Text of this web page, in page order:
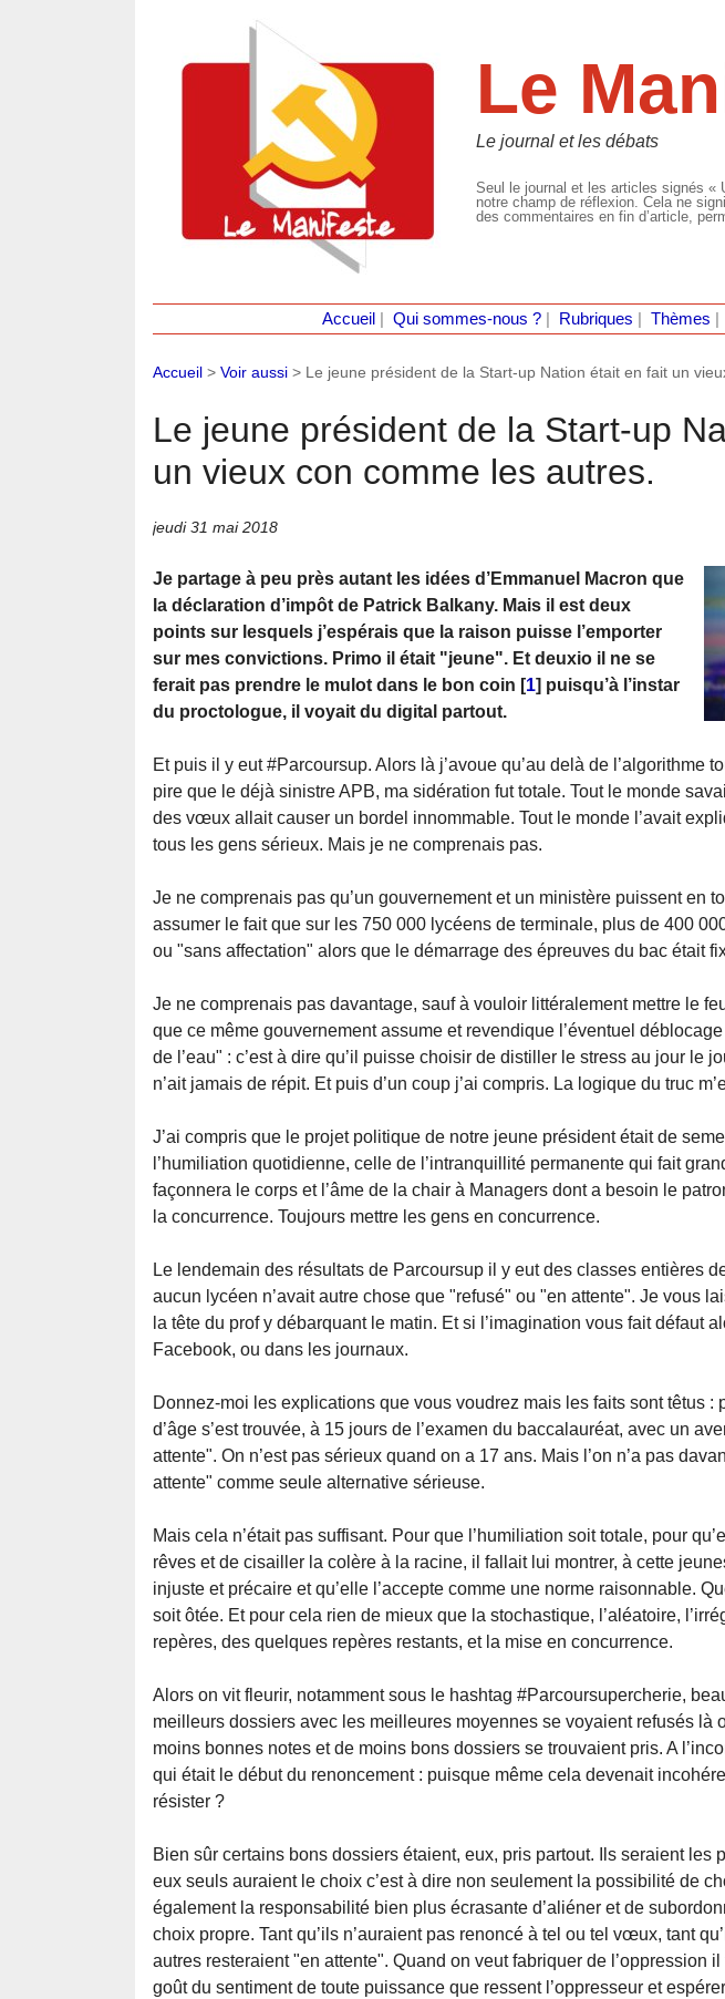
Le
Le journal et les débats
Seul le journal et les articles signés «
notre champ de réflexion. Cela ne
des commentaires en fin d’article,
Accueil Qui sommes-nous ?| Rubriques Thèmes
Accueil > Voir aussi > Le jeune président de la Start-up Nation était en fait un
Le jeune président de la Start-up
un vieux con comme les autres.
jeudi 31 mai 2018
Je partage à peu près autant les idées d’Emmanuel Macron que
la déclaration d’impôt de Patrick Balkany. Mais il est deux
points sur lesquels j’espérais que la raison puisse l’emporter
sur mes convictions. Primo il était "jeune". Et deuxio il ne se
ferait pas prendre le mulot dans le bon coin [1] puisqu’à l’instar
du proctologue, il voyait du digital partout.
Et puis il y eut #Parcoursup. Alors là j’avoue qu’au delà de l’algorithme
pire que le déjà sinistre APB, ma sidération fut totale. Tout le monde
des vœux allait causer un bordel innommable. Tout le monde l’avait
tous les gens sérieux. Mais je ne comprenais pas.
Je ne comprenais pas qu’un gouvernement et un ministère puissent en
assumer le fait que sur les 750 000 lycéens de terminale, plus de 400
ou "sans affectation" alors que le démarrage des épreuves du bac était
Je ne comprenais pas davantage, sauf à vouloir littéralement mettre le
que ce même gouvernement assume et revendique l’éventuel
de l’eau" : c’est à dire qu’il puisse choisir de distiller le stress au jour le
n’ait jamais de répit. Et puis d’un coup j’ai compris. La logique du truc
J’ai compris que le projet politique de notre jeune président était de
l’humiliation quotidienne, celle de l’intranquillité permanente qui fait
façonnera le corps et l’âme de la chair à Managers dont a besoin le
la concurrence. Toujours mettre les gens en concurrence.
Le lendemain des résultats de Parcoursup il y eut des classes entières
aucun lycéen n’avait autre chose que "refusé" ou "en attente". Je vous
la tête du prof y débarquant le matin. Et si l’imagination vous fait défaut
Facebook, ou dans les journaux.
Donnez-moi les explications que vous voudrez mais les faits sont têtus :
d’âge s’est trouvée, à 15 jours de l’examen du baccalauréat, avec un
attente". On n’est pas sérieux quand on a 17 ans. Mais l’on n’a pas
attente" comme seule alternative sérieuse.
Mais cela n’était pas suffisant. Pour que l’humiliation soit totale, pour
rêves et de cisailler la colère à la racine, il fallait lui montrer, à cette
injuste et précaire et qu’elle l’accepte comme une norme raisonnable.
soit ôtée. Et pour cela rien de mieux que la stochastique, l’aléatoire,
repères, des quelques repères restants, et la mise en concurrence.
Alors on vit fleurir, notamment sous le hashtag #Parcoursupercherie,
meilleurs dossiers avec les meilleures moyennes se voyaient refusés là
moins bonnes notes et de moins bons dossiers se trouvaient pris. A
qui était le début du renoncement : puisque même cela devenait
résister ?
Bien sûr certains bons dossiers étaient, eux, pris partout. Ils seraient les
eux seuls auraient le choix c’est à dire non seulement la possibilité de
également la responsabilité bien plus écrasante d’aliéner et de
choix propre. Tant qu’ils n’auraient pas renoncé à tel ou tel vœux, tant
autres resteraient "en attente". Quand on veut fabriquer de l’oppression
goût du sentiment de toute puissance que ressent l’oppresseur et